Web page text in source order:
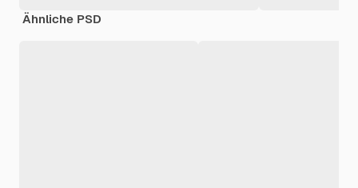
Ähnliche PSD